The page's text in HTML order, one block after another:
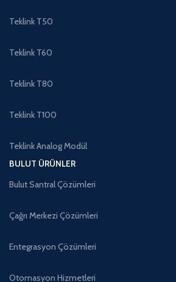
Teklink T50
Teklink T60
Teklink T80
Teklink T100
Teklink Analog Modül
BULUT ÜRÜNLER
Bulut Santral Çözümleri
Çağrı Merkezi Çözümleri
Entegrasyon Çözümleri
Otomasyon Hizmetleri